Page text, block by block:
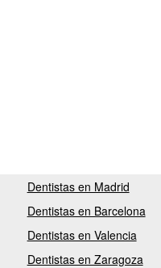
Dentistas en Madrid
Dentistas en Barcelona
Dentistas en Valencia
Dentistas en Zaragoza